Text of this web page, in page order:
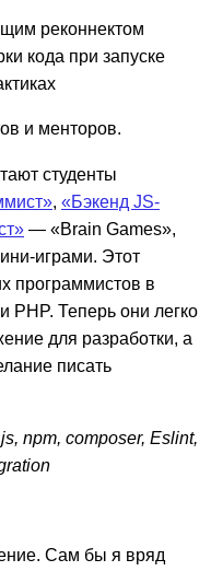
реконнектом
кода при запуске
и менторов.
студенты
«Бэкенд JS-
— «Brain Games»,
играми. Этот
программистов в
PHP. Теперь они легко
для разработки, а
писать
npm, composer, Eslint,
Сам бы я вряд